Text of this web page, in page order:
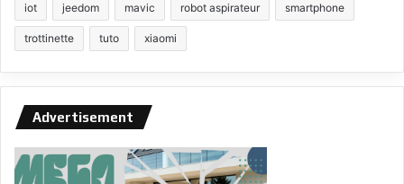
iot jeedom mavic robot aspirateur smartphone
trottinette tuto xiaomi
Advertisement